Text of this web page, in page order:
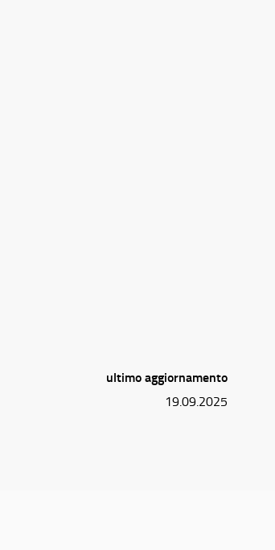
ultimo aggiornamento
19.09.2025